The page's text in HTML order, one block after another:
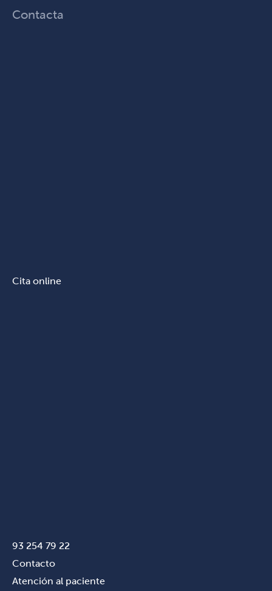
Contacta
Cita online
93 254 79 22
Contacto
Atención al paciente